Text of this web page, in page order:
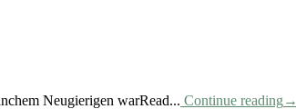
Neugierigen warRead... Continue reading →